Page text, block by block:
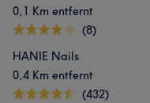
0,1 Km entfernt
(8)
HANIE Nails
0,4 Km entfernt
(432)